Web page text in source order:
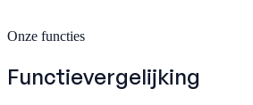
Onze functies
Functievergelijking